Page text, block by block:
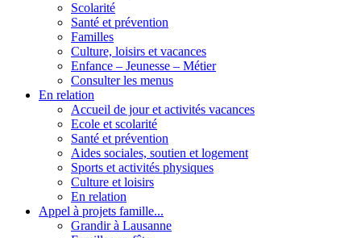
Scolarité
Santé et prévention
Familles
Culture, loisirs et vacances
Enfance – Jeunesse – Métier
Consulter les menus
En relation
Accueil de jour et activités vacances
Ecole et scolarité
Santé et prévention
Aides sociales, soutien et logement
Sports et activités physiques
Culture et loisirs
En relation
Appel à projets famille...
Grandir à Lausanne